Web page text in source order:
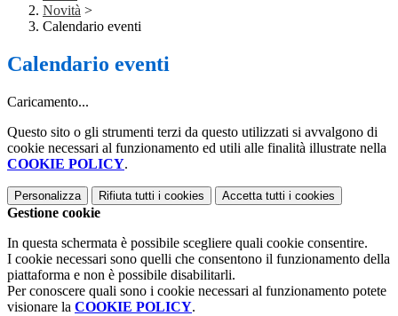
Novità >
Calendario eventi
Calendario eventi
Caricamento...
Questo sito o gli strumenti terzi da questo utilizzati si avvalgono di
cookie necessari al funzionamento ed utili alle finalità illustrate nella
COOKIE POLICY.
Personalizza Rifiuta tutti i cookies Accetta tutti i cookies
Gestione cookie
In questa schermata è possibile scegliere quali cookie consentire.
I cookie necessari sono quelli che consentono il funzionamento della
piattaforma e non è possibile disabilitarli.
Per conoscere quali sono i cookie necessari al funzionamento potete
visionare la COOKIE POLICY.